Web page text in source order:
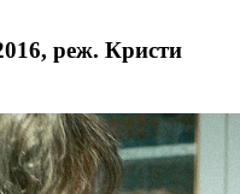
реж. Кристи